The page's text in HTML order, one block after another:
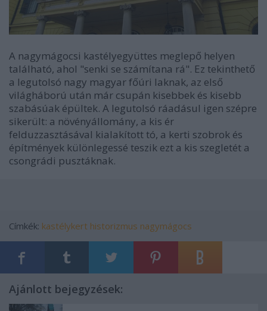
A nagymágocsi kastélyegyüttes meglepő helyen
található, ahol "senki se számítana rá". Ez tekinthető
a legutolsó nagy magyar főúri laknak, az első
világháború után már csupán kisebbek és kisebb
szabásúak épültek. A legutolsó ráadásul igen szépre
sikerült: a növényállomány, a kis ér
felduzzasztásával kialakított tó, a kerti szobrok és
építmények különlegessé teszik ezt a kis szegletét a
csongrádi pusztáknak.
Címkék: kastélykert historizmus nagymágocs
Ajánlott bejegyzések: